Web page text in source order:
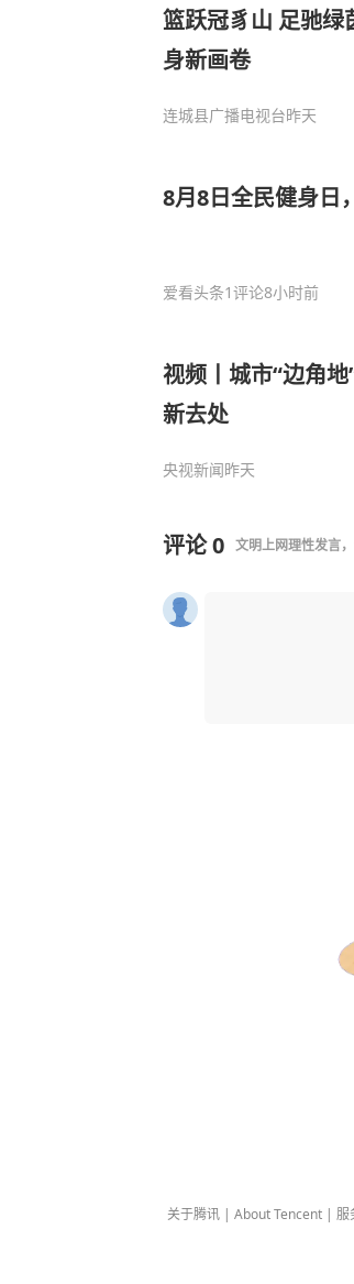
篮跃冠豸山 足驰
身新画卷
连城县广播电视台昨天
8月8日全民健身日
爱看头条1评论8小时前
视频丨城市“边角
新去处
央视新闻昨天
评论0 文明上网理性发言
关于腾讯 | About Tencent | 服